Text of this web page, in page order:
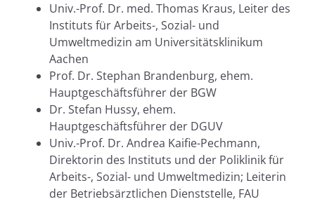
Univ.-Prof. Dr. med. Thomas Kraus, Leiter des
Instituts für Arbeits-, Sozial- und
Umweltmedizin am Universitätsklinikum
Aachen
Prof. Dr. Stephan Brandenburg, ehem.
Hauptgeschäftsführer der BGW
Dr. Stefan Hussy, ehem.
Hauptgeschäftsführer der DGUV
Univ.-Prof. Dr. Andrea Kaifie-Pechmann,
Direktorin des Instituts und der Poliklinik für
Arbeits-, Sozial- und Umweltmedizin; Leiterin
der Betriebsärztlichen Dienststelle, FAU